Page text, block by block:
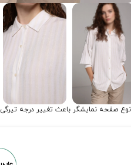
نوع صفحه نمایشگر باعث تغییر درجه